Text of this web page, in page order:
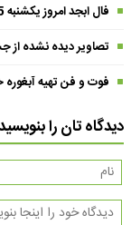
فال ابجد امروز یکشنبه 5 مرداد 1404 | حروف ابجد از تغییرات مثبت خبر می‌دهند !
تصاویر دیده نشده
فوت و فن تهیه
دیدگاه تان را